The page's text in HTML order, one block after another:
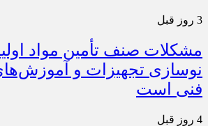
3 روز قبل
مشکلات صنف تأمین مواد
نوسازی تجهیزات و
فنی است
4 روز قبل